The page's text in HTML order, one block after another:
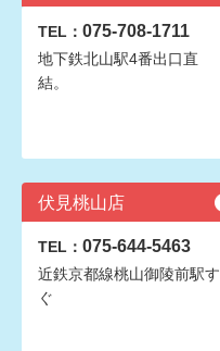
TEL： 075-708-1711
地下鉄北山駅4番出口直
結。
伏見桃山店
TEL： 075-644-5463
近鉄京都線桃山御陵前駅す
ぐ